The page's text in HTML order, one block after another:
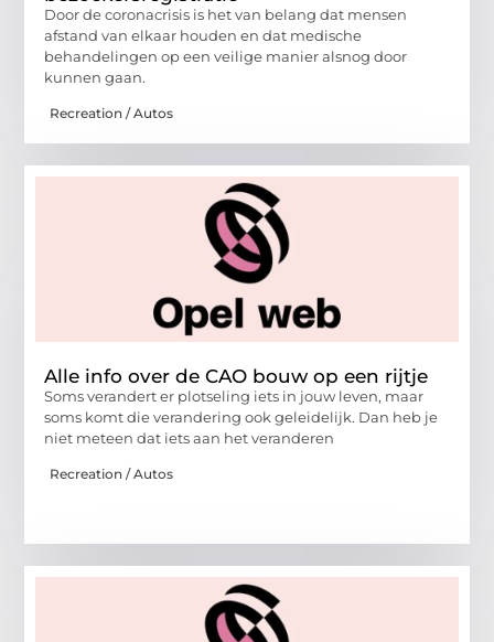
Door de coronacrisis is het van belang dat mensen
afstand van elkaar houden en dat medische
behandelingen op een veilige manier alsnog door
kunnen gaan.
Recreation / Autos
Alle info over de CAO bouw op een rijtje
Soms verandert er plotseling iets in jouw leven, maar
soms komt die verandering ook geleidelijk. Dan heb je
niet meteen dat iets aan het veranderen
Recreation / Autos